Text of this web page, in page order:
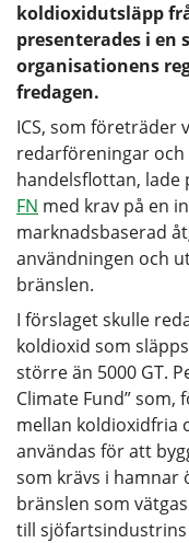
koldioxidutsläpp
presenterades i en
organisationens
fredagen.
ICS, som företräder
redarföreningar
handelsflottan, lade
FN med krav på en
marknadsbaserad
användningen och
bränslen.
I förslaget skulle
koldioxid som
större än 5000 GT.
Climate Fund”
mellan koldioxidfria
användas för att
som krävs i hamnar
bränslen som
till